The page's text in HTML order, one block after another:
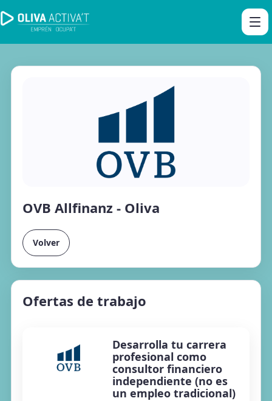
OVB Allfinanz - Oliva
Volver
Ofertas de trabajo
Desarrolla tu carrera
profesional como
consultor financiero
independiente (no es
un empleo tradicional)